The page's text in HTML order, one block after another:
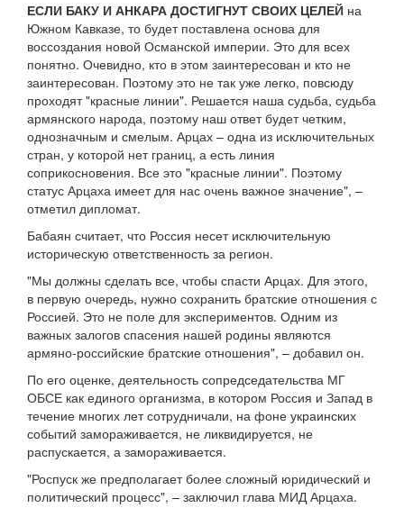
ЕСЛИ БАКУ И АНКАРА ДОСТИГНУТ СВОИХ ЦЕЛЕЙ на
Южном Кавказе, то будет поставлена основа для
воссоздания новой Османской империи. Это для всех
понятно. Очевидно, кто в этом заинтересован и кто не
заинтересован. Поэтому это не так уже легко, повсюду
проходят "красные линии". Решается наша судьба, судьба
армянского народа, поэтому наш ответ будет четким,
однозначным и смелым. Арцах – одна из исключительных
стран, у которой нет границ, а есть линия
соприкосновения. Все это "красные линии". Поэтому
статус Арцаха имеет для нас очень важное значение", –
отметил дипломат.
Бабаян считает, что Россия несет исключительную
историческую ответственность за регион.
"Мы должны сделать все, чтобы спасти Арцах. Для этого,
в первую очередь, нужно сохранить братские отношения с
Россией. Это не поле для экспериментов. Одним из
важных залогов спасения нашей родины являются
армяно-российские братские отношения", – добавил он.
По его оценке, деятельность сопредседательства МГ
ОБСЕ как единого организма, в котором Россия и Запад в
течение многих лет сотрудничали, на фоне украинских
событий замораживается, не ликвидируется, не
распускается, а замораживается.
"Роспуск же предполагает более сложный юридический и
политический процесс", – заключил глава МИД Арцаха.